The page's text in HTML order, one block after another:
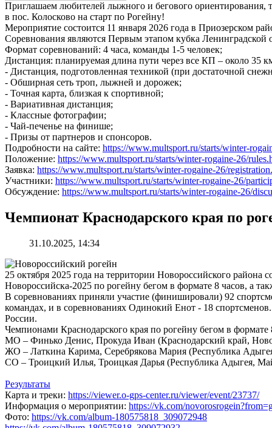
Приглашаем любителей лыжного и бегового ориентирования,
в пос. Колосково на старт по Рогейну!
Мероприятие состоится 11 января 2026 года в Приозерском
Соревнования являются Первым этапом кубка Ленинградской
Формат соревнований: 4 часа, команды 1-5 человек;
Дистанция: планируемая длина пути через все КП – около 35
- Дистанция, подготовленная техникой (при достаточной
- Обширная сеть троп, лыжней и дорожек;
- Точная карта, близкая к спортивной;
- Вариативная дистанция;
- Классные фотографии;
- Чай-печенье на финише;
- Призы от партнеров и спонсоров.
Подробности на сайте: https://www.multsport.ru/starts/winter-
Положение: https://www.multsport.ru/starts/winter-rogaine-26/
Заявка: https://www.multsport.ru/starts/winter-rogaine-26/
Участники: https://www.multsport.ru/starts/winter-rogaine-26/
Обсуждение: https://www.multsport.ru/starts/winter-rogaine-26/
Чемпионат Краснодарского края по
31.10.2025, 14:34
25 октября 2025 года на территории Новороссийского района
Новороссийска-2025 по рогейну бегом в формате 8 часов, а
В соревнованиях приняли участие (финишировали) 92
командах, и в соревнованиях Одинокий Енот - 18
России.
Чемпионами Краснодарского края по рогейну бегом в формате
МО – Финько Денис, Прокуда Иван (Краснодарский край,
ЖО – Латкина Карима, Серебрякова Мария (Республика
СО – Троицкий Илья, Троицкая Дарья (Республика Адыгея,
Результаты
Карта и треки: https://viewer.o-gps-center.ru/viewer/event/23737/
Информация о мероприятии: https://vk.com/
Фото: https://vk.com/album-180575818_309072948